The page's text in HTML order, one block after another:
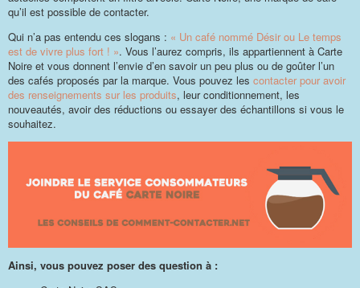
qu’il est possible de contacter.
Qui n’a pas entendu ces slogans : « Un café nommé Désir ou Le temps
est de vivre plus fort ! ». Vous l’aurez compris, ils appartiennent à Carte
Noire et vous donnent l’envie d’en savoir un peu plus ou de goûter l’un
des cafés proposés par la marque. Vous pouvez les contacter pour avoir
des renseignements sur les produits, leur conditionnement, les
nouveautés, avoir des réductions ou essayer des échantillons si vous le
souhaitez.
Ainsi, vous pouvez poser des question à :